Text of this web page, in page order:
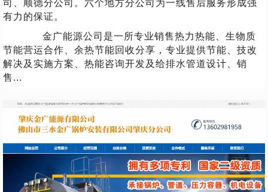
司、顺德分公司。六个地方分公司为一线售后服务形成强
有力的保证。
金广能源公司是一所专业销售热力热能、生物质
节能营运合作、余热节能回收分享，专业提供节能、技改
解决及实施方案、热能咨询开发及给排水管道设计、销
售...